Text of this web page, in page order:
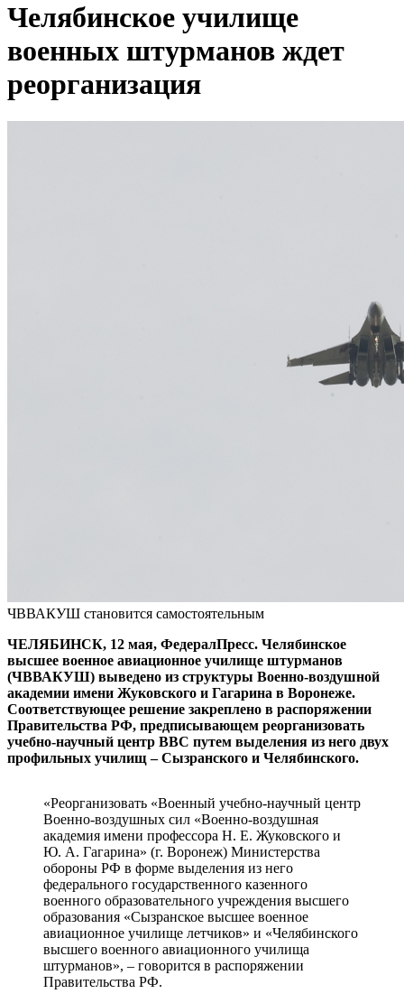
Челябинское училище
военных штурманов ждет
реорганизация
ЧВВАКУШ становится самостоятельным
ЧЕЛЯБИНСК, 12 мая, ФедералПресс. Челябинское
высшее военное авиационное училище штурманов
(ЧВВАКУШ) выведено из структуры Военно-воздушной
академии имени Жуковского и Гагарина в Воронеже.
Соответствующее решение закреплено в распоряжении
Правительства РФ, предписывающем реорганизовать
учебно-научный центр ВВС путем выделения из него двух
профильных училищ – Сызранского и Челябинского.
«Реорганизовать «Военный учебно-научный центр
Военно-воздушных сил «Военно-воздушная
академия имени профессора Н. Е. Жуковского и
Ю. А. Гагарина» (г. Воронеж) Министерства
обороны РФ в форме выделения из него
федерального государственного казенного
военного образовательного учреждения высшего
образования «Сызранское высшее военное
авиационное училище летчиков» и «Челябинского
высшего военного авиационного училища
штурманов», – говорится в распоряжении
Правительства РФ.